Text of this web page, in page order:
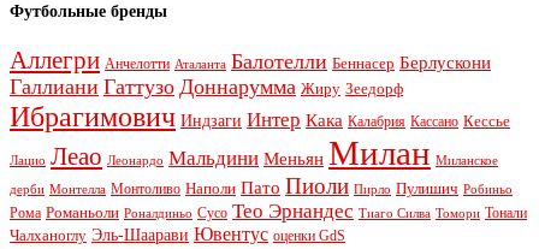
Футбольные бренды
Аллегри Анчелотти Аталанта Балотелли Беннасер Берлускони
Галлиани Гаттузо Доннарумма Жиру Зеедорф
Ибрагимович Индзаги Интер Кака Калабрия Кассано Кессье
Лацио Леао Леонардо Мальдини Меньян Милан Миланское
дерби Монтелла Монтоливо Наполи Пато Пиоли Пирло Пулишич Робиньо
Рома Романьоли Роналдиньо Сусо Тео Эрнандес Тиаго Силва Томори Тонали
Чалханоглу Эль-Шаарави Ювентус оценки GdS